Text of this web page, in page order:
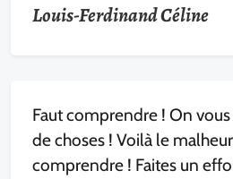
Louis-Ferdinand Céline
Faut comprendre ! On
de choses ! Voilà le
comprendre ! Faites un